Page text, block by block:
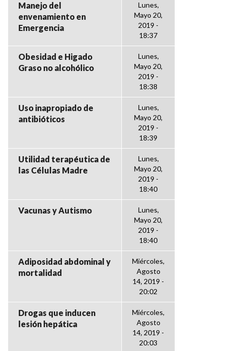
Manejo del
envenamiento en
Emergencia
Lunes,
Mayo 20,
2019 -
18:37
Obesidad e Higado
Graso no alcohólico
Lunes,
Mayo 20,
2019 -
18:38
Uso inapropiado de
antibióticos
Lunes,
Mayo 20,
2019 -
18:39
Utilidad terapéutica de
las Células Madre
Lunes,
Mayo 20,
2019 -
18:40
Vacunas y Autismo
Lunes,
Mayo 20,
2019 -
18:40
Adiposidad abdominal y
mortalidad
Miércoles,
Agosto
14, 2019 -
20:02
Drogas que inducen
lesión hepática
Miércoles,
Agosto
14, 2019 -
20:03